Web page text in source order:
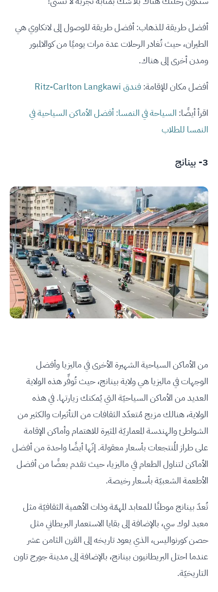
أفضل طريقة للذهاب: أفضل طريقة للوصول إلى لانكاوي هي
الطيران، حيث تُغادر الرحلات عدة مرات يوميًا من كوالالمبور
ومدن أخرى إلى هناك.
أفضل مكان للإقامة:فندق Ritz-Carlton Langkawi
اقرأ أيضًا: السياحة في النمسا: أفضل الأماكن السياحية في
النمسا للطلاب
3- بينانج
من الأماكن السياحية الشهيرة الأخرى في ماليزيا وأفضل
الوجهات في ماليزيا هي ولاية بينانج، حيث تُوفِّر هذه الولاية
العديد من الأماكن السياحيّة التي يُمكنك زيارتها. في هذه
الولاية، هنالك مزيج مُتعدّد الثقافات من التأثيرات والكثير من
الشواطئ والهندسة المعماريّة المثيرة للاهتمام وأماكن الإقامة
على طراز المُنتجعات بأسعار معقولة. إنّها أيضًا واحدة من أفضل
الأماكن لتناول الطعام في ماليزيا، حيث تقدم بعضًا من أفضل
الأطعمة الشعبيّة بأسعار رخيصة.
تُعدّ بينانج موطنًا للمعابد المهمّة وذات الأهمية الثقافيّة مثل
معبد لوك سي، بالإضافة إلى بقايا الاستعمار البريطاني مثل
حصن كورنواليس، الذي يعود تاريخه إلى القرن الثامن عشر
عندما احتل البريطانيون بينانج، بالإضافة إلى مدينة جورج تاون
التاريخيّة.